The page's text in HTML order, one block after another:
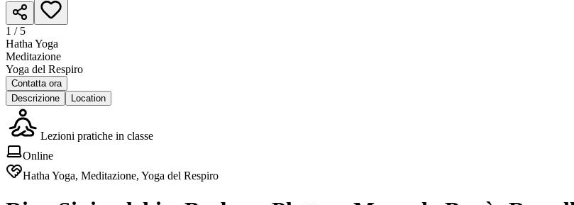
1 / 5
Hatha Yoga
Meditazione
Yoga del Respiro
Contatta ora
Descrizione
Location
Lezioni pratiche in classe
Online
Hatha Yoga, Meditazione, Yoga del Respiro